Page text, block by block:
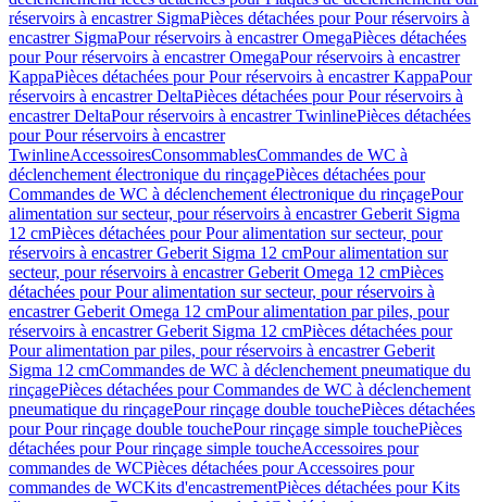
réservoirs à encastrer SigmaPièces détachées pour Pour réservoirs à
encastrer SigmaPour réservoirs à encastrer OmegaPièces détachées
pour Pour réservoirs à encastrer OmegaPour réservoirs à encastrer
KappaPièces détachées pour Pour réservoirs à encastrer KappaPour
réservoirs à encastrer DeltaPièces détachées pour Pour réservoirs à
encastrer DeltaPour réservoirs à encastrer TwinlinePièces détachées
pour Pour réservoirs à encastrer
TwinlineAccessoiresConsommablesCommandes de WC à
déclenchement électronique du rinçagePièces détachées pour
Commandes de WC à déclenchement électronique du rinçagePour
alimentation sur secteur, pour réservoirs à encastrer Geberit Sigma
12 cmPièces détachées pour Pour alimentation sur secteur, pour
réservoirs à encastrer Geberit Sigma 12 cmPour alimentation sur
secteur, pour réservoirs à encastrer Geberit Omega 12 cmPièces
détachées pour Pour alimentation sur secteur, pour réservoirs à
encastrer Geberit Omega 12 cmPour alimentation par piles, pour
réservoirs à encastrer Geberit Sigma 12 cmPièces détachées pour
Pour alimentation par piles, pour réservoirs à encastrer Geberit
Sigma 12 cmCommandes de WC à déclenchement pneumatique du
rinçagePièces détachées pour Commandes de WC à déclenchement
pneumatique du rinçagePour rinçage double touchePièces détachées
pour Pour rinçage double touchePour rinçage simple touchePièces
détachées pour Pour rinçage simple toucheAccessoires pour
commandes de WCPièces détachées pour Accessoires pour
commandes de WCKits d'encastrementPièces détachées pour Kits